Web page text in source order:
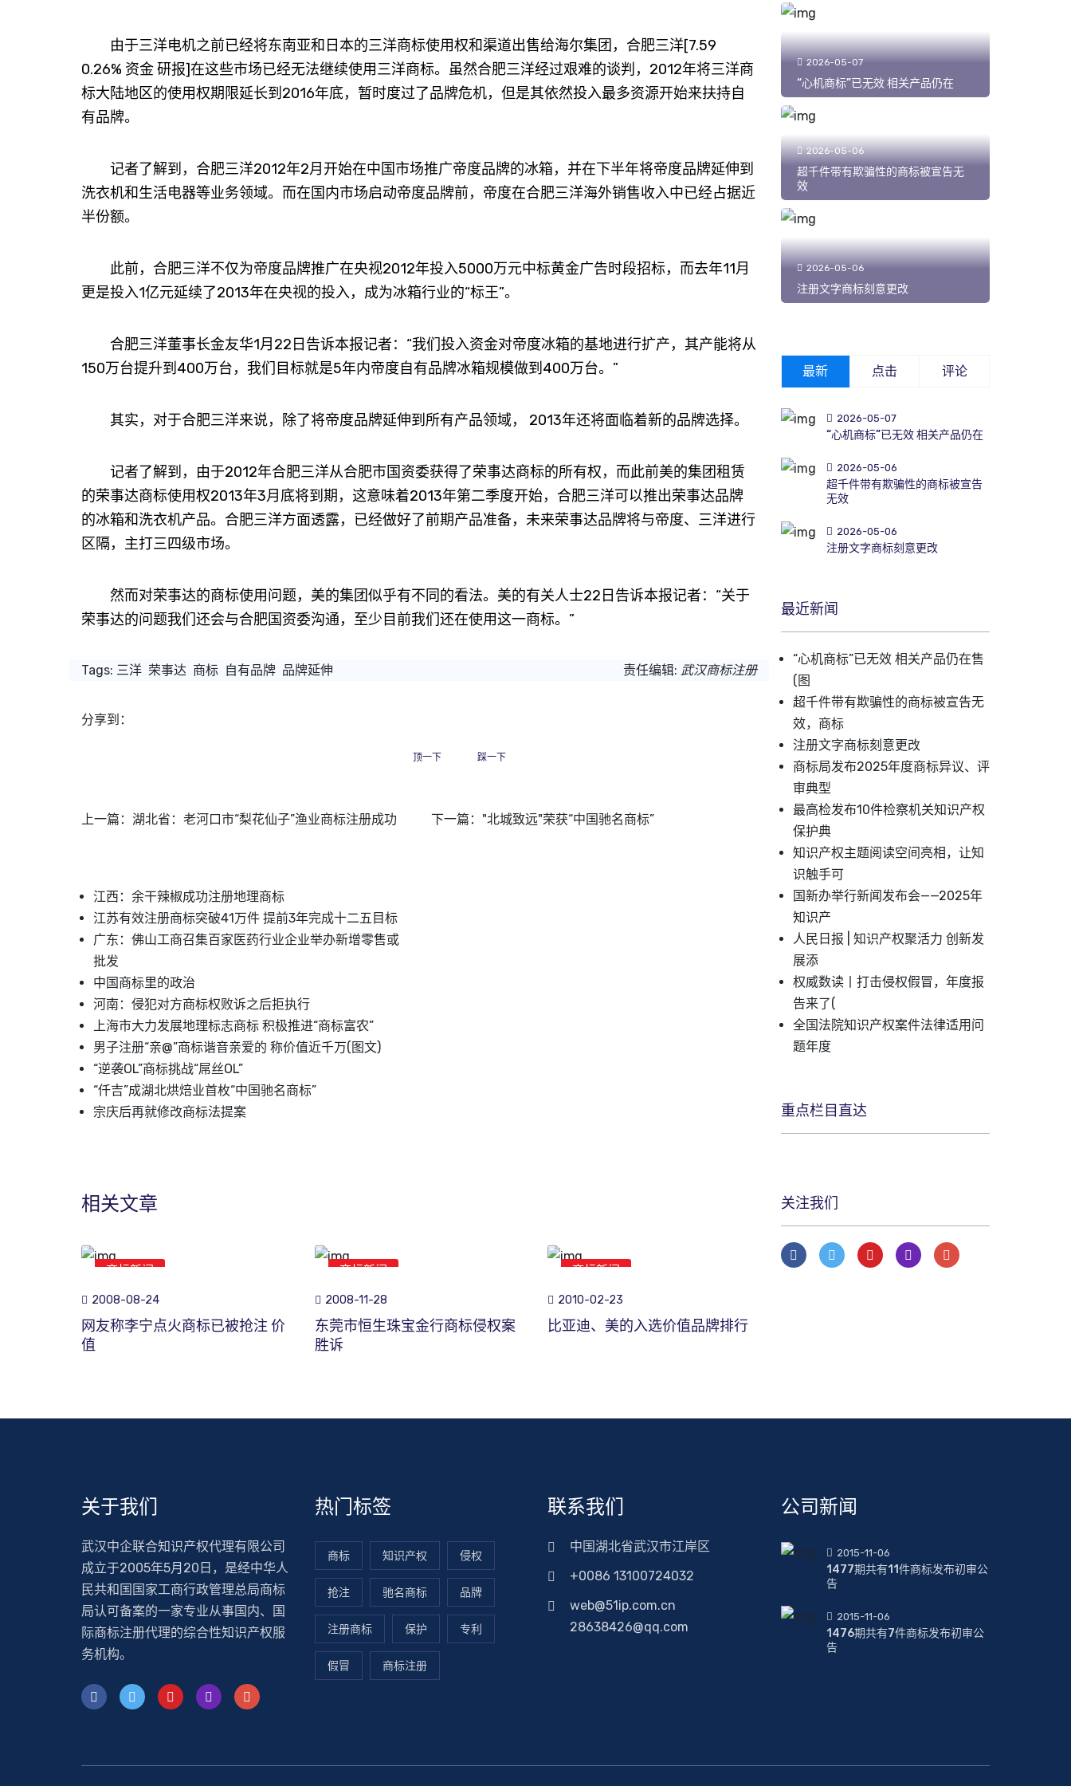
由于三洋电机之前已经将东南亚和日本的三洋商标使用权和渠道出售给海尔集团，合肥三洋[7.59
0.26% 资金 研报]在这些市场已经无法继续使用三洋商标。虽然合肥三洋经过艰难的谈判，2012年将三洋商
标大陆地区的使用权期限延长到2016年底，暂时度过了品牌危机，但是其依然投入最多资源开始来扶持自
有品牌。
记者了解到，合肥三洋2012年2月开始在中国市场推广帝度品牌的冰箱，并在下半年将帝度品牌延伸到
洗衣机和生活电器等业务领域。而在国内市场启动帝度品牌前，帝度在合肥三洋海外销售收入中已经占据近
半份额。
此前，合肥三洋不仅为帝度品牌推广在央视2012年投入5000万元中标黄金广告时段招标，而去年11月
更是投入1亿元延续了2013年在央视的投入，成为冰箱行业的“标王”。
合肥三洋董事长金友华1月22日告诉本报记者：“我们投入资金对帝度冰箱的基地进行扩产，其产能将从
150万台提升到400万台，我们目标就是5年内帝度自有品牌冰箱规模做到400万台。”
其实，对于合肥三洋来说，除了将帝度品牌延伸到所有产品领域， 2013年还将面临着新的品牌选择。
记者了解到，由于2012年合肥三洋从合肥市国资委获得了荣事达商标的所有权，而此前美的集团租赁
的荣事达商标使用权2013年3月底将到期，这意味着2013年第二季度开始，合肥三洋可以推出荣事达品牌
的冰箱和洗衣机产品。合肥三洋方面透露，已经做好了前期产品准备，未来荣事达品牌将与帝度、三洋进行
区隔，主打三四级市场。
然而对荣事达的商标使用问题，美的集团似乎有不同的看法。美的有关人士22日告诉本报记者：“关于
荣事达的问题我们还会与合肥国资委沟通，至少目前我们还在使用这一商标。”
Tags: 三洋 荣事达 商标 自有品牌 品牌延伸 责任编辑: 武汉商标注册
分享到：
顶一下 踩一下
上一篇： 湖北省：老河口市“梨花仙子”渔业商标注册成功 下一篇： "北城致远"荣获“中国驰名商标”
江西：余干辣椒成功注册地理商标
江苏有效注册商标突破41万件 提前3年完成十二五目标
广东：佛山工商召集百家医药行业企业举办新增零售或
批发
中国商标里的政治
河南：侵犯对方商标权败诉之后拒执行
上海市大力发展地理标志商标 积极推进“商标富农”
男子注册“亲@”商标谐音亲爱的 称价值近千万(图文)
“逆袭OL”商标挑战“屌丝OL”
“仟吉”成湖北烘焙业首枚“中国驰名商标”
宗庆后再就修改商标法提案
相关文章
商标新闻
2008-08-24
网友称李宁点火商标已被抢注 价
值
商标新闻
2008-11-28
东莞市恒生珠宝金行商标侵权案
胜诉
商标新闻
2010-02-23
比亚迪、美的入选价值品牌排行
2026-05-07
“心机商标”已无效 相关产品仍在
2026-05-06
超千件带有欺骗性的商标被宣告无
效
2026-05-06
注册文字商标刻意更改
最新 点击 评论
2026-05-07
“心机商标”已无效 相关产品仍在
2026-05-06
超千件带有欺骗性的商标被宣告
无效
2026-05-06
注册文字商标刻意更改
最近新闻
“心机商标”已无效 相关产品仍在售
(图
超千件带有欺骗性的商标被宣告无
效，商标
注册文字商标刻意更改
商标局发布2025年度商标异议、评
审典型
最高检发布10件检察机关知识产权
保护典
知识产权主题阅读空间亮相，让知
识触手可
国新办举行新闻发布会——2025年
知识产
人民日报 | 知识产权聚活力 创新发
展添
权威数读丨打击侵权假冒，年度报
告来了(
全国法院知识产权案件法律适用问
题年度
重点栏目直达
关注我们
关于我们
武汉中企联合知识产权代理有限公司
成立于2005年5月20日，是经中华人
民共和国国家工商行政管理总局商标
局认可备案的一家专业从事国内、国
际商标注册代理的综合性知识产权服
务机构。
热门标签
商标 知识产权 侵权
抢注 驰名商标 品牌
注册商标 保护 专利
假冒 商标注册
联系我们
中国湖北省武汉市江岸区
+0086 13100724032
web@51ip.com.cn
28638426@qq.com
公司新闻
2015-11-06
1477期共有11件商标发布初审公
告
2015-11-06
1476期共有7件商标发布初审公
告